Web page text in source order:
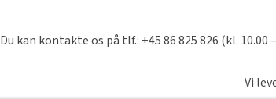
Du kan kontakte os på tlf.: +45 86 825 826 (kl.
Vi